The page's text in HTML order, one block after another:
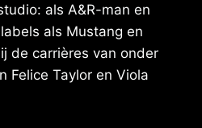
als A&R-man en
als Mustang en
de carrières van onder
Felice Taylor en Viola